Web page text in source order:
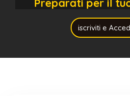
Preparati per il
iscriviti e